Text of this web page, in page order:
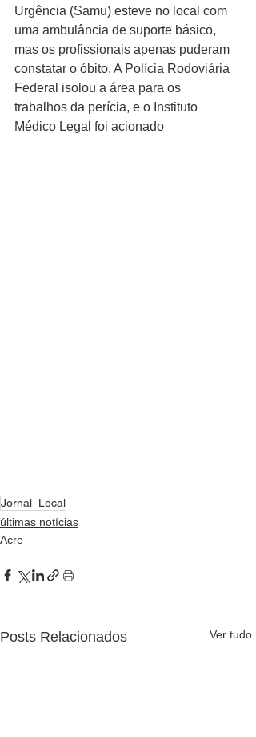
Urgência (Samu) esteve no local com
uma ambulância de suporte básico,
mas os profissionais apenas puderam
constatar o óbito. A Polícia Rodoviária
Federal isolou a área para os
trabalhos da perícia, e o Instituto
Médico Legal foi acionado
Jornal_Local
últimas notícias
Acre
Posts Relacionados Ver tudo